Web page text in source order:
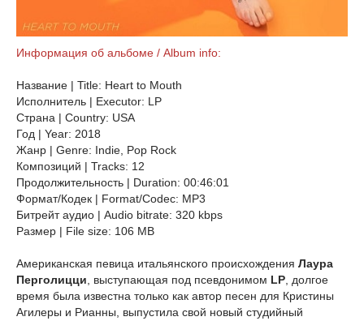
Информация об альбоме / Album info:
Название | Title: Heart to Mouth
Исполнитель | Executor: LP
Страна | Country: USA
Год | Year: 2018
Жанр | Genre: Indie, Pop Rock
Композиций | Tracks: 12
Продолжительность | Duration: 00:46:01
Формат/Кодек | Format/Codec: MP3
Битрейт аудио | Audio bitrate: 320 kbps
Размер | File size: 106 MB
Американская певица итальянского происхождения Лаура
Перголицци , выступающая под псевдонимом LP , долгое
время была известна только как автор песен для Кристины
Агилеры и Рианны, выпустила свой новый студийный